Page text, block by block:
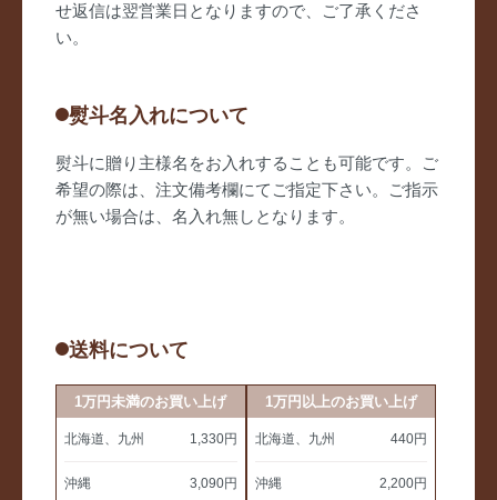
せ返信は翌営業日となりますので、ご了承くださ
い。
熨斗名入れについて
熨斗に贈り主様名をお入れすることも可能です。ご
希望の際は、注文備考欄にてご指定下さい。ご指示
が無い場合は、名入れ無しとなります。
送料について
1万円未満のお買い上げ
北海道、九州 1,330円
沖縄 3,090円
1万円以上のお買い上げ
北海道、九州 440円
沖縄 2,200円